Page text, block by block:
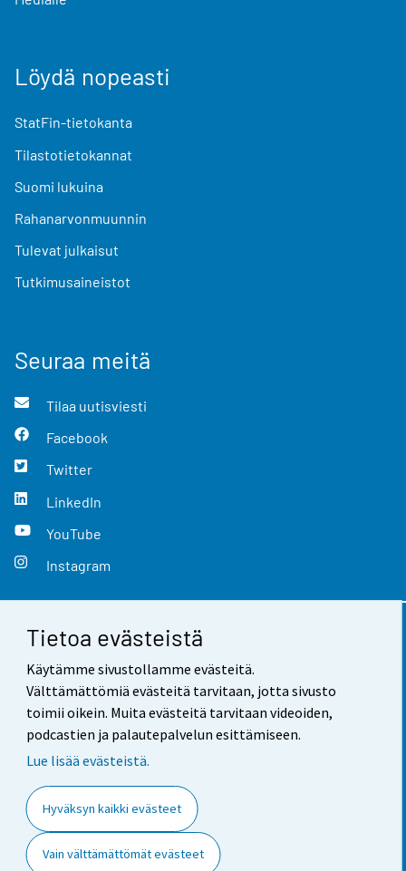
Tietoa evästeistä
Käytämme sivustollamme evästeitä.
Välttämättömiä evästeitä tarvitaan, jotta sivusto
toimii oikein. Muita evästeitä tarvitaan videoiden,
podcastien ja palautepalvelun esittämiseen.
Lue lisää evästeistä.
Hyväksyn kaikki evästeet
Vain välttämättömät evästeet
Löydä nopeasti
StatFin-tietokanta
Tilastotietokannat
Suomi lukuina
Rahanarvonmuunnin
Tulevat julkaisut
Tutkimusaineistot
Seuraa meitä
Tilaa uutisviesti
Facebook
Twitter
LinkedIn
YouTube
Instagram
Yhteystiedot
Palaute
Käyttöehdot
Saavutettavuus
Tietoa sivustosta
Evästeasetukset